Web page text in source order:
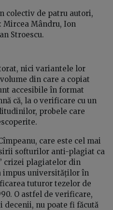
colectiv de patru autori,
Mândru, Ion
Stroescu.
nici variantele lor
din care a copiat
accesibile în format
că, la o verificare cu un
probele care
care este cel mai
softurilor anti-plagiat ca
crizei plagiatelor din
impus universităților în
tuturor tezelor de
O astfel de verificare,
decenii, nu poate fi făcută